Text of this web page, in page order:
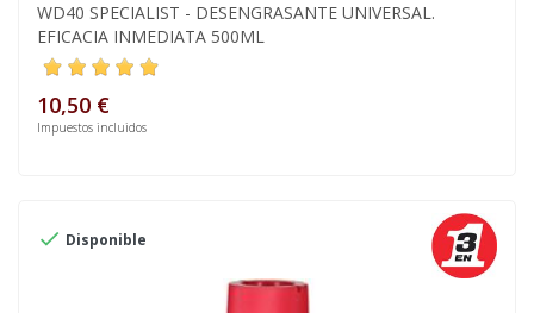
WD40 SPECIALIST - DESENGRASANTE UNIVERSAL.
EFICACIA INMEDIATA 500ML
10,50 €
Impuestos incluidos
 Disponible